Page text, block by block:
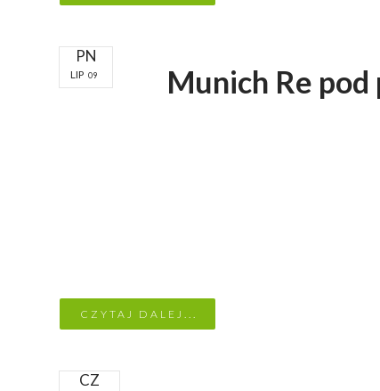
PN
LIP 09 Munich Re
CZYTAJ DALEJ...
CZ